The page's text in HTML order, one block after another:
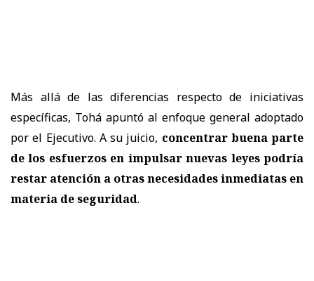
Más allá de las diferencias respecto de iniciativas
específicas, Tohá apuntó al enfoque general adoptado
por el Ejecutivo. A su juicio, concentrar buena parte
de los esfuerzos en impulsar nuevas leyes podría
restar atención a otras necesidades inmediatas en
materia de seguridad.